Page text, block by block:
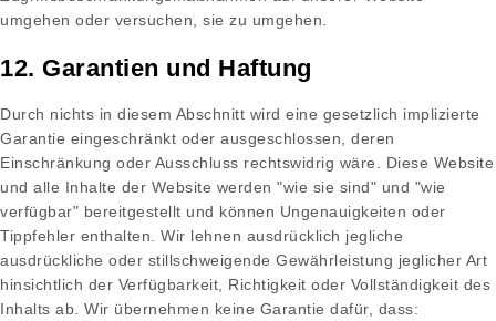
umgehen oder versuchen, sie zu umgehen.
12. Garantien und Haftung
Durch nichts in diesem Abschnitt wird eine gesetzlich implizierte
Garantie eingeschränkt oder ausgeschlossen, deren
Einschränkung oder Ausschluss rechtswidrig wäre. Diese Website
und alle Inhalte der Website werden "wie sie sind" und "wie
verfügbar" bereitgestellt und können Ungenauigkeiten oder
Tippfehler enthalten. Wir lehnen ausdrücklich jegliche
ausdrückliche oder stillschweigende Gewährleistung jeglicher Art
hinsichtlich der Verfügbarkeit, Richtigkeit oder Vollständigkeit des
Inhalts ab. Wir übernehmen keine Garantie dafür, dass: